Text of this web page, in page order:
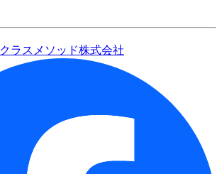
クラスメソッド株式会社